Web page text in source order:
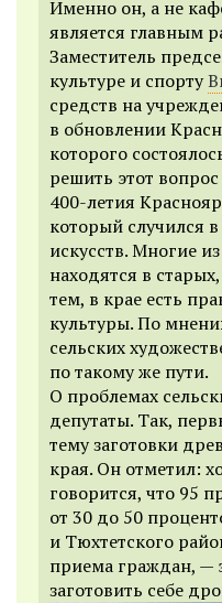
Именно он, а не
является главным
Заместитель
культуре и спорту
средств на
в обновлении
которого
решить этот
400-летия
который случился
искусств. Многие
находятся в
тем, в крае есть
культуры. По
сельских
по такому же пути.
О проблемах
депутаты. Так,
тему заготовки
края. Он отметил:
говорится, что 95
от 30 до 50
и Тюхтетского
приема граждан, —
заготовить себе